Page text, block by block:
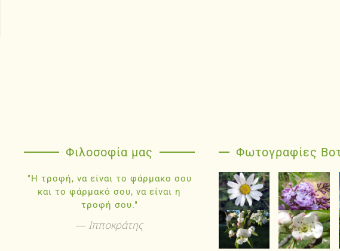
Φιλοσοφία μας
"Η τροφή, να είναι το φάρμακο σου
και το φάρμακό σου, να είναι η
τροφή σου."
Ιπποκράτης
Φωτογραφίες